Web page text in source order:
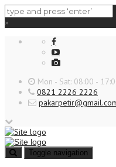
×
Mon - Sat: 08:00 -
0821 2226 2226
Toggle navigation